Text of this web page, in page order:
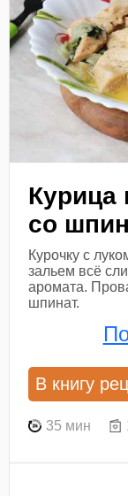
Курица
со
Курочку с
зальем всё
аромата.
шпинат.
В книгу
35 мин